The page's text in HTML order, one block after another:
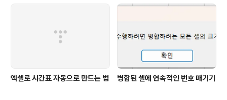
엑셀로 시간표 자동으로 만드는 법 병합된 셀에 연속적인 번호 매기기